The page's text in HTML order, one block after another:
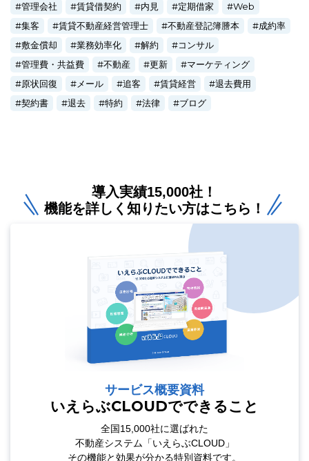
管理会社
賃貸借契約 内見 定期借家
Web
集客
賃貸不動産経営管理士 不動産登記簿謄本
成約率
敷金償却
業務効率化 解約
コンサル
管理費・共益費
不動産 更新
マーケティング
原状回復
メール 追客 賃貸経営
退去費用
契約書
退去 特約 法律 ブログ
導入実績15,000社！
機能を詳しく知りたい方はこちら！
サービス概要資料
いえらぶCLOUDでできること
全国15,000社に選ばれた
不動産システム「いえらぶCLOUD」
その機能と効果が分かる特別資料です。